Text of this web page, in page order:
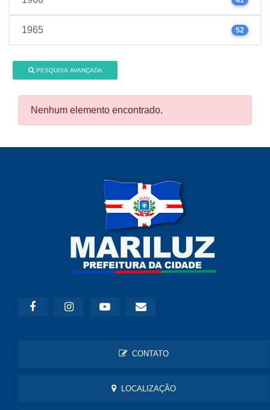
1965 52
PESQUISA AVANÇADA
Nenhum elemento encontrado.
CONTATO
LOCALIZAÇÃO